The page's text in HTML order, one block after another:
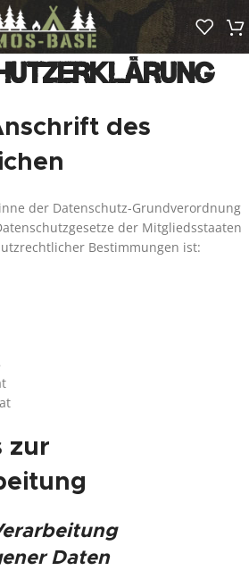
des
der Datenschutz-Grundverordnung
der Mitgliedsstaaten
Bestimmungen ist:
zur
Daten